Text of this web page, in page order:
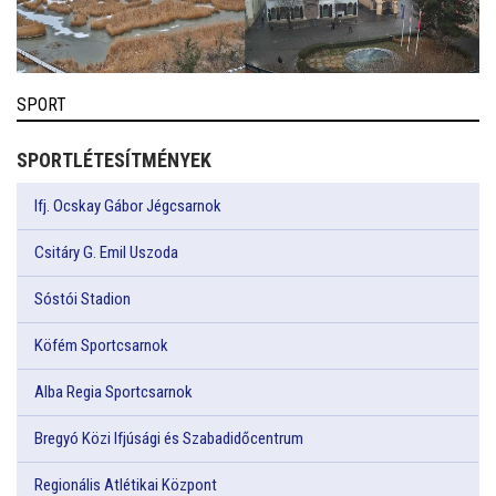
SPORT
SPORTLÉTESÍTMÉNYEK
Ifj. Ocskay Gábor Jégcsarnok
Csitáry G. Emil Uszoda
Sóstói Stadion
Köfém Sportcsarnok
Alba Regia Sportcsarnok
Bregyó Közi Ifjúsági és Szabadidőcentrum
Regionális Atlétikai Központ